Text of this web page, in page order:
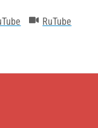
RuTube